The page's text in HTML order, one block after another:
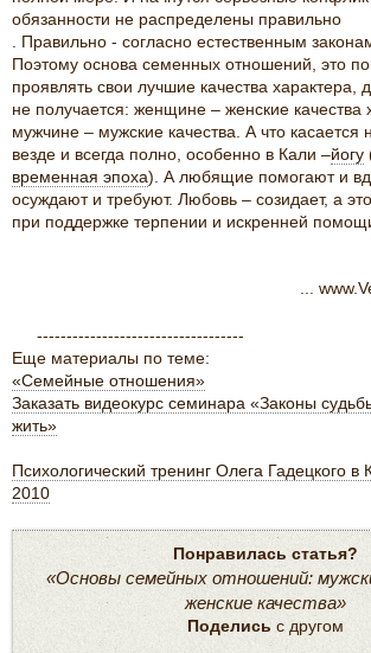
обязанности не распределены правильно
. Правильно - согласно естественным
Поэтому основа семенных отношений, это
проявлять свои лучшие качества характера,
не получается: женщине – женские качества
мужчине – мужские качества. А что касается
везде и всегда полно, особенно в Кали –йогу
временная эпоха). А любящие помогают и
осуждают и требуют. Любовь – созидает, а
при поддержке терпении и искренней
...
-----------------------------------
Еще материалы по теме:
«Семейные отношения»
Заказать видеокурс семинара «Законы
жить»
Психологический тренинг Олега Гадецкого в
2010
Понравилась статья?
«Основы семейных отношений:
женские качества»
Поделись с другом